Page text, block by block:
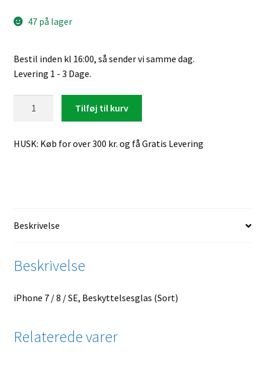
47 på lager
Bestil inden kl 16:00, så sender vi samme dag.
Levering 1 - 3 Dage.
8
antal
Tilføj til kurv
HUSK: Køb for over 300 kr. og få Gratis Levering
Beskrivelse
Beskrivelse
iPhone 7 / 8 / SE, Beskyttelsesglas (Sort)
Relaterede varer